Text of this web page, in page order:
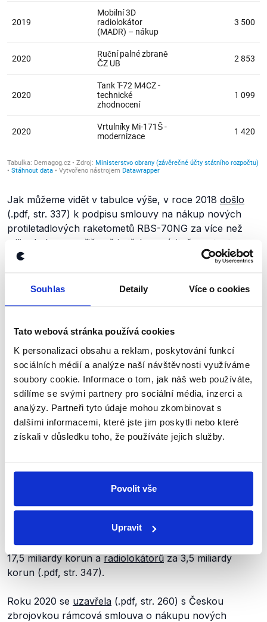
Souhlas Detaily Více o cookies
Tato webová stránka používá cookies
K personalizaci obsahu a reklam, poskytování funkcí
sociálních médií a analýze naší návštěvnosti využíváme
soubory cookie. Informace o tom, jak náš web používáte,
sdílíme se svými partnery pro sociální média, inzerci a
analýzy. Partneři tyto údaje mohou zkombinovat s
dalšími informacemi, které jste jim poskytli nebo které
získali v důsledku toho, že používáte jejich služby.
Povolit vše
Upravit
Jak můžeme vidět v tabulce výše, v roce 2018 došlo
(.pdf, str. 337) k podpisu smlouvy na nákup nových
protiletadlových raketometů RBS-70NG za více než
miliardu korun, přičemž je třeba zmínit, že se tento
nákup aktivně
Stropnického. Téhož roku také ministerstvopodepsalo
(.pdf, str. 337) smlouvu na pořízení 80 lehkých
přesahující 5 miliard korun. V roce 2018 došlo
radiostanic v ceně miliardy a půl. Pro úplnost dodejme,
že bylavypsána (.pdf. str. 337) i zakázka na pořízení
softwaru Microsoft za 2 miliardy korun.
Roku 2019vyhlásiloministerstvo (.pdf, str. 337)
veřejnou zakázku na opravu letounů L-159 za bezmála
1,6 miliardy korun nebo na pořízení (.pdf, str. 342)
Došlo i na zakázkutaktického rušiče(.pdf, str. 348)
pasivního sledovacího systému
1,5 miliardy korun. Ve stejném roce ministerstvo
(.pdf, str. 346) nákup dvou letounů CASA za
2,3 miliardy korun, 12vrtulníků(.pdf, str. 346) za
17,5 miliardy korun aradiolokátorůza 3,5 miliardy
korun (.pdf, str. 347).
Roku 2020 se uzavřela (.pdf, str. 260) s Českou
zbrojovkou rámcová smlouva o nákupu nových